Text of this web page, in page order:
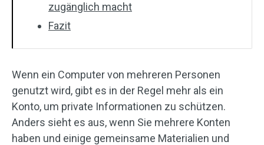
zugänglich macht
Fazit
Wenn ein Computer von mehreren Personen
genutzt wird, gibt es in der Regel mehr als ein
Konto, um private Informationen zu schützen.
Anders sieht es aus, wenn Sie mehrere Konten
haben und einige gemeinsame Materialien und